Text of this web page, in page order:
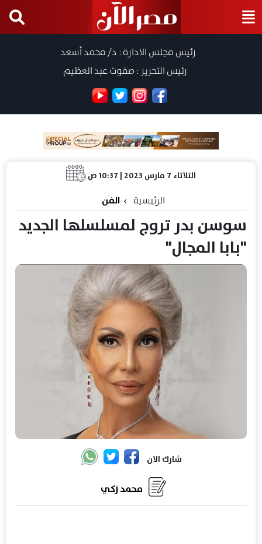
رئيس مجلس الادارة : د/ محمد أسعد
رئيس التحرير : صفوت عبد العظيم
الثلاثاء 7 مارس 2023 | 10:37 ص
الرئيسية الفن
سوسن بدر تروج لمسلسلها الجديد
"بابا المجال"
شارك الان
محمد زكي